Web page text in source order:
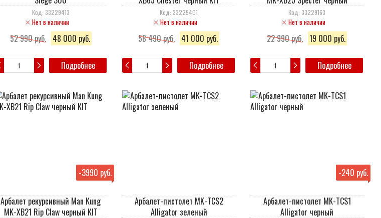
Код: 33229413
Нет в наличии
52 990 руб. 48 000 руб.
Подробнее
Код: 33229401
Нет в наличии
58 490 руб. 41 000 руб.
Подробнее
Код: 33229163
Нет в наличии
22 990 руб. 19 000 руб.
Подробнее
-3990 руб.
Арбалет рекурсивный Man Kung
MK-XB21 Rip Claw черный KIT
Арбалет-пистолет MK-TCS2
Alligator зеленый
-240 руб.
Арбалет-пистолет MK-TCS1
Alligator черный